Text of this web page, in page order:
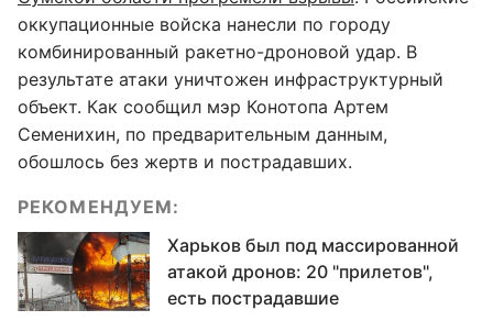
оккупационные войска нанесли по городу
комбинированный ракетно-дроновой удар. В
результате атаки уничтожен инфраструктурный
объект. Как сообщил мэр Конотопа Артем
Семенихин, по предварительным данным,
обошлось без жертв и пострадавших.
РЕКОМЕНДУЕМ:
Харьков был под массированной
атакой дронов: 20 "прилетов",
есть пострадавшие